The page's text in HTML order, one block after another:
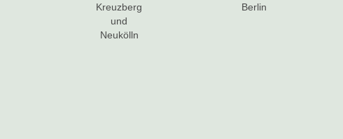
Kreuzberg
und
Neukölln
Berlin